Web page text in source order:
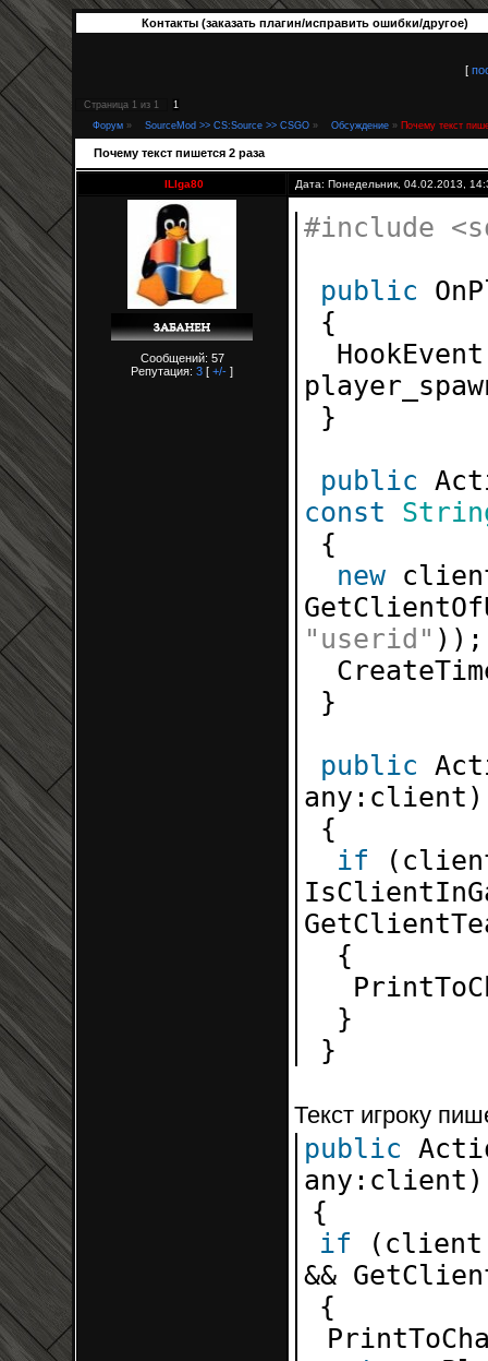
Контакты (заказать плагин/исправить ошибки/другое)
[
Страница 1 из 1
1
Форум » SourceMod >> CS:Source >> CSGO » Обсуждение » Почему текст
Почему текст пишется 2 раза
ILlga80 Дата: Понедельник, 04.02.2013,
Сообщений: 57
Репутация: 3 [ +/- ]
#include
public
{
}
public
const
{
new
"userid" ));
}
public
any:client)
{
if
{
}
}
Текст игроку
public
any:client)
{
if
&&
{